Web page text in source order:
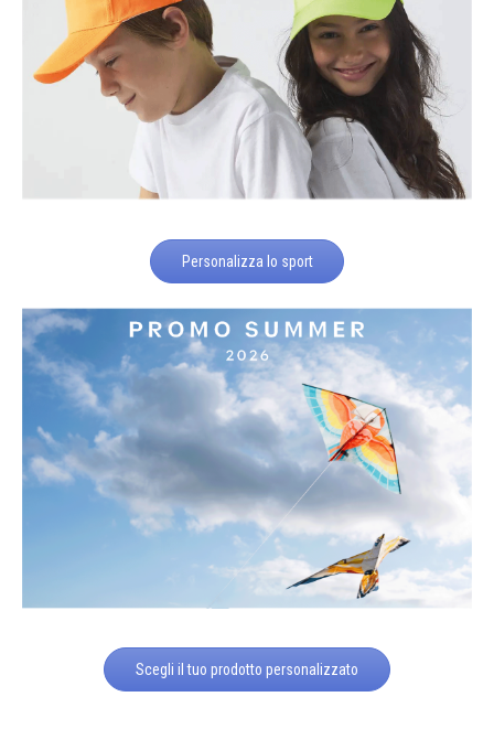
Personalizza lo sport
Scegli il tuo prodotto personalizzato